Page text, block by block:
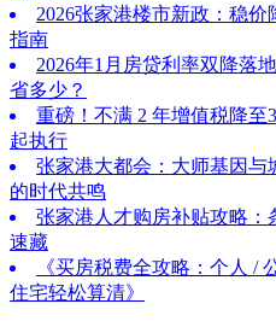
2026张家港楼市新政：稳价
指南
2026年1月房贷利率双降落
省多少？
重磅！不满 2 年增值税降至
起执行
张家港大都会：大师基因与
的时代共鸣
张家港人才购房补贴攻略：
速藏
《买房税费全攻略：个人 /
住宅轻松算清》